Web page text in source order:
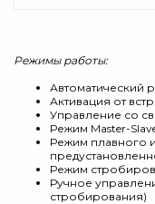
Режимы работы:
Автоматический
Активация от
Управление со
Режим Master-
Режим плавного
Режим
Ручное
стробирования)